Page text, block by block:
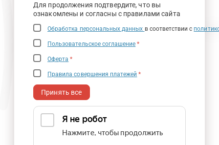
Для продолжения подтвердите, что вы
ознакомлены и согласны с правилами сайта
Обработка персональных данных в соответствии с
Пользовательское соглашение *
Оферта *
Правила совершения платежей *
Принять все